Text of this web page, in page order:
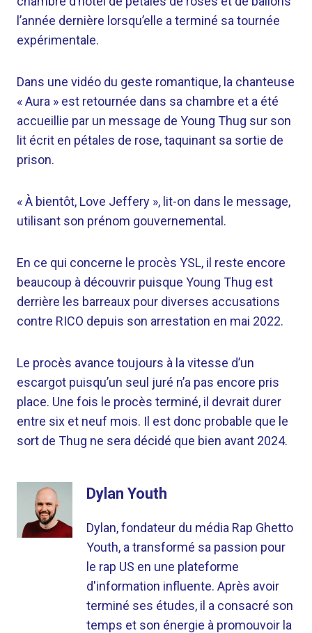
l’année dernière lorsqu’elle a terminé sa tournée
expérimentale.
Dans une vidéo du geste romantique, la chanteuse
« Aura » est retournée dans sa chambre et a été
accueillie par un message de Young Thug sur son
lit écrit en pétales de rose, taquinant sa sortie de
prison.
« À bientôt, Love Jeffery », lit-on dans le message,
utilisant son prénom gouvernemental.
En ce qui concerne le procès YSL, il reste encore
beaucoup à découvrir puisque Young Thug est
derrière les barreaux pour diverses accusations
contre RICO depuis son arrestation en mai 2022.
Le procès avance toujours à la vitesse d’un
escargot puisqu’un seul juré n’a pas encore pris
place. Une fois le procès terminé, il devrait durer
entre six et neuf mois. Il est donc probable que le
sort de Thug ne sera décidé que bien avant 2024.
Dylan Youth
Dylan, fondateur du média Rap Ghetto
Youth, a transformé sa passion pour
le rap US en une plateforme
d'information influente. Après avoir
terminé ses études, il a consacré son
temps et son énergie à promouvoir la